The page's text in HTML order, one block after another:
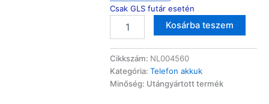
Csak GLS futár esetén
okostelefon
TLI028C1
TLI028C7
mennyiség
Kosárba teszem
Alternative:
Cikkszám: NL004560
Kategória:Telefon akkuk
Minőség: Utángyártott termék